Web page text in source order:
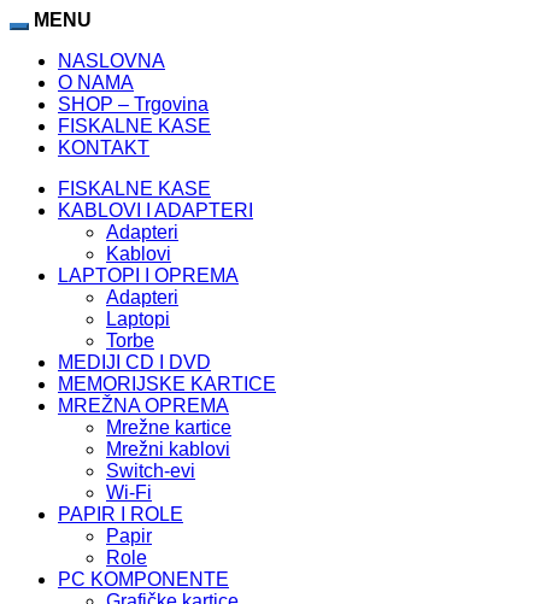
MENU
NASLOVNA
O NAMA
SHOP – Trgovina
FISKALNE KASE
KONTAKT
FISKALNE KASE
KABLOVI I ADAPTERI
Adapteri
Kablovi
LAPTOPI I OPREMA
Adapteri
Laptopi
Torbe
MEDIJI CD I DVD
MEMORIJSKE KARTICE
MREŽNA OPREMA
Mrežne kartice
Mrežni kablovi
Switch-evi
Wi-Fi
PAPIR I ROLE
Papir
Role
PC KOMPONENTE